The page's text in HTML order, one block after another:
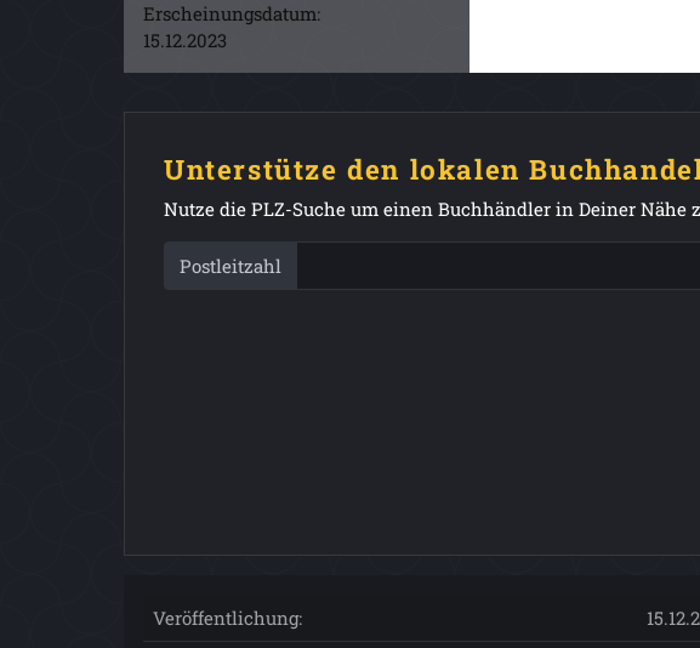
Erscheinungsdatum:
15.12.2023
Unterstütze den lokalen
Nutze die PLZ-Suche um einen Buchhändler in Deiner Nähe
Postleitzahl
Veröffentlichung: